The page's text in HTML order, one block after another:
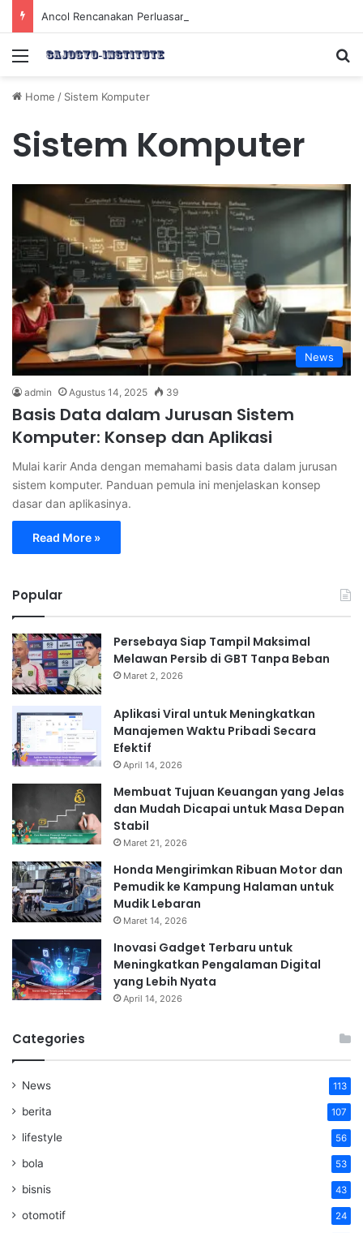
Menu
Home / Sistem Komputer
Sistem Komputer
News
admin Agustus 14, 2025 39
Basis Data dalam Jurusan Sistem
Komputer: Konsep dan Aplikasi
Mulai karir Anda dengan memahami basis data dalam jurusan
sistem komputer. Panduan pemula ini menjelaskan konsep
dasar dan aplikasinya.
Read More »
Popular
Persebaya Siap Tampil Maksimal
Melawan Persib di GBT Tanpa Beban
Maret 2, 2026
Aplikasi Viral untuk Meningkatkan
Manajemen Waktu Pribadi Secara
Efektif
April 14, 2026
Membuat Tujuan Keuangan yang Jelas
dan Mudah Dicapai untuk Masa Depan
Stabil
Maret 21, 2026
Honda Mengirimkan Ribuan Motor dan
Pemudik ke Kampung Halaman untuk
Mudik Lebaran
Maret 14, 2026
Inovasi Gadget Terbaru untuk
Meningkatkan Pengalaman Digital
yang Lebih Nyata
April 14, 2026
Categories
News 113
berita 107
lifestyle 56
bola 53
bisnis 43
otomotif 24